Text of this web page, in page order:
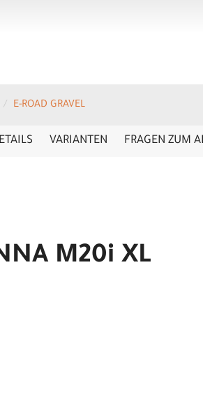
E-ROAD GRAVEL
VARIANTEN FRAGEN ZUM
M20i XL